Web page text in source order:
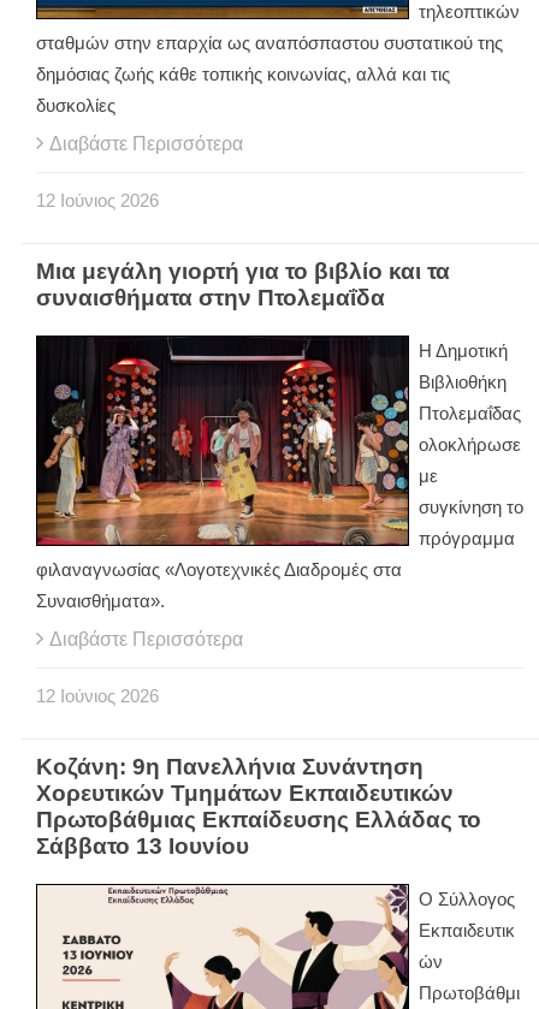
τηλεοπτικών
σταθμών στην επαρχία ως αναπόσπαστου συστατικού της
δημόσιας ζωής κάθε τοπικής κοινωνίας, αλλά και τις
δυσκολίες
Διαβάστε Περισσότερα
12 Ιούνιος 2026
Μια μεγάλη γιορτή για το βιβλίο και τα
συναισθήματα στην Πτολεμαΐδα
Η Δημοτική
Βιβλιοθήκη
Πτολεμαΐδας
ολοκλήρωσε
με
συγκίνηση το
πρόγραμμα
φιλαναγνωσίας «Λογοτεχνικές Διαδρομές στα
Συναισθήματα».
Διαβάστε Περισσότερα
12 Ιούνιος 2026
Κοζάνη: 9η Πανελλήνια Συνάντηση
Χορευτικών Τμημάτων Εκπαιδευτικών
Πρωτοβάθμιας Εκπαίδευσης Ελλάδας το
Σάββατο 13 Ιουνίου
Ο Σύλλογος
Εκπαιδευτικ
ών
Πρωτοβάθμι